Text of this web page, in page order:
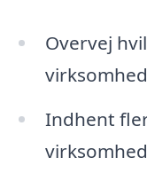
Overvej
Indhent